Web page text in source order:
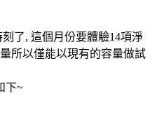
了, 這個月份要體驗14項淨
所以僅能以現有的容量做試
下~